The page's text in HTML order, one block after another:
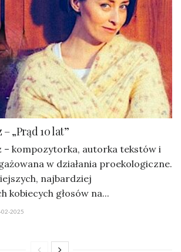
„Prąd 10 lat”
– kompozytorka, autorka tekstów i
w działania proekologiczne.
najbardziej
kobiecych głosów na...
02-2025